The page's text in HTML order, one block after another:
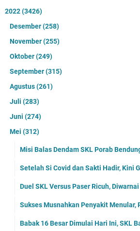
2022(3426)
Desember(258)
November(255)
Oktober(249)
September(315)
Agustus(261)
Juli (283)
Juni (274)
Mei (312)
Misi Balas Dendam SKL Porab
Setelah Si Covid dan Sakti Hadir, Kini
Duel SKL Versus Paser Ricuh,
Sukses Musnahkan Penyakit Menular,
Babak 16 Besar Dimulai Hari Ini, SKL